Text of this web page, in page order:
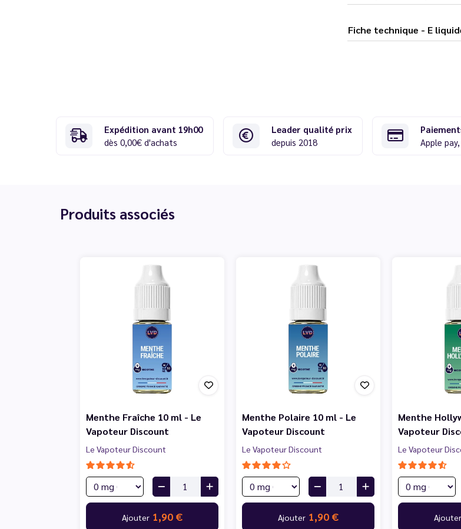
Fiche
Expédition avant 19h00
dès 0,00€ d'achats
Leader qualité prix
depuis 2018
Apple
Produits associés
Menthe Fraîche 10 ml - Le
Vapoteur Discount
Le Vapoteur Discount
Ajouter 1,90 €
Menthe Polaire 10 ml - Le
Vapoteur Discount
Le Vapoteur Discount
Ajouter 1,90 €
Menthe
Vapoteur
Le Vapoteur
Ajouter